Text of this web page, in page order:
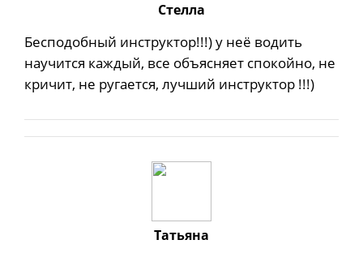
Стелла
Бесподобный инструктор!!!) у неё водить
научится каждый, все объясняет спокойно, не
кричит, не ругается, лучший инструктор !!!)
Татьяна